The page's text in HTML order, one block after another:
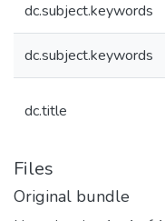
dc.subject.keywords
dc.subject.keywords
dc.title
Files
Original bundle